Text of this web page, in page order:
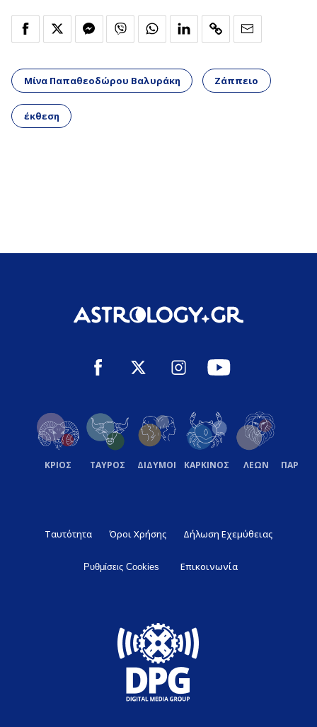
Μίνα Παπαθεοδώρου Βαλυράκη Ζάππειο
έκθεση
ΚΡΙΟΣ ΤΑΥΡΟΣ ΔΙΔΥΜΟΙ ΚΑΡΚΙΝΟΣ ΛΕΩΝ
Ταυτότητα Όροι Χρήσης Δήλωση Εχεμύθειας
Ρυθμίσεις Cookies Επικοινωνία